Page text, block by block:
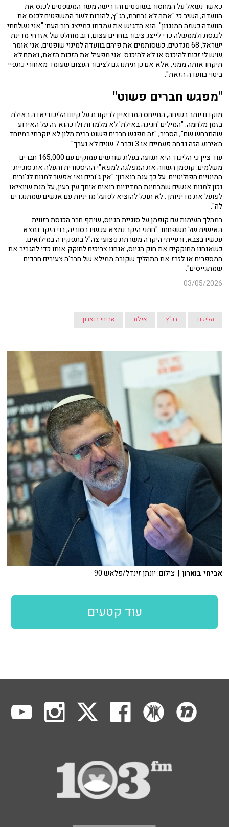
כאשר נשאל על המחסור בשופטים והדרישה משר המשפטים לכנס את
הוועדה, השיב כי "אתה לא נבחרת, בג"ץ, להורות לשר המשפטים לכנס את
הוועדה כשזה המנגנון". הוא הדגיש את עמדתו כמייצג רוב העם: "אני נשלחתי
לכנסת ולממשלה כדי לייצג ציבור בוחרים עצום, רוב מוחלט של אזרחי מדינת
ישראל, 68 מנדטים. כשסותמים את פיהם בוועדה למינוי שופטים, אני אומר
שיש לי זכות להיכנס או לא להיכנס. אני מפעיל את הזכות הזאת, ואתם לא
תיקחו אותה ממני, אלא אם כן תיתנו גם לציבור העצום שעומד מאחורי כתפיי
ביטוי בוועדה הזאת".
"מפגש חברים פשוט"
מוקדם יותר בשיחה, התייחס המרואיין לביקורת על קיום הליכודיאדה באילת
בזמן מלחמה. "המילים 'חגיגה באילת' לא מלמדות ולו כהוא זה על האירוע
שהתרחש שם", הסביר, "זה מפגש חברים פשוט בבית מלון לא יוקרתי במיוחד.
האירוע הזה נדחה פעמיים או 3 וכבר 7 שנים לא נערך".
עוד ציין כי הליכוד היא תנועה בעלת שורשים עמוקים עם 165,000 חברים
משלמים. קופמן השווה את המפלגה למפא"י ההיסטורית והעלה את סוגיית
המינויים הפוליטיים. על כך ענה בוארון: "אין ג'ובים ואי אפשר למנות לג'ובים.
נכון למנות אנשים שמבחינת המדיניות רואים איתך עין בעין, על מנת שיוציאו
לפועל את מדיניותך. לא תוכל להוציא לפועל מדיניות עם אנשים שמתנגדים
לה".
במהלך העימות עם קופמן על סוגיית הגיוס, שיתף חבר הכנסת בזווית
האישית של משפחתו: "חתני היקר נמצא עכשיו בסוריה, בני היקר נמצא
עכשיו בצבא, ורעייתי היקרה משרתת פצועי צה"ל בתפקידה במילואים.
כשאנחנו מחוקקים את חוק הגיוס, אנחנו צריכים לחוקק אותו כדי להגביר את
המספרים או לזרז את התהליך שקורה ממילא של חבר'ה צעירים חרדים
שמתגייסים".
03/05/2026
הליכוד בג"ץ אילת אביחי בוארון
אביחי בוארון | צילום: יונתן זינדל/פלאש 90
עוד קטעים